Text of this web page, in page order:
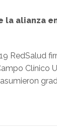
la alianza
RedSalud
Clínico